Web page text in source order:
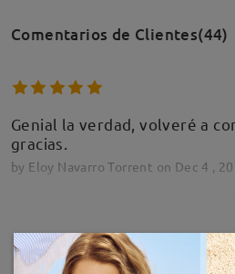
Comentarios de Clientes(44)
Genial la verdad, volveré a
gracias.
by Eloy Navarro Torrent on Dec 4 ,
Leer todos
MOSTRAR